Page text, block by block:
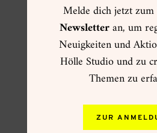
Melde dich jetzt zum
Newsletteran, um
Neuigkeiten und
Hölle Studio und zu
Themen zu
ZUR